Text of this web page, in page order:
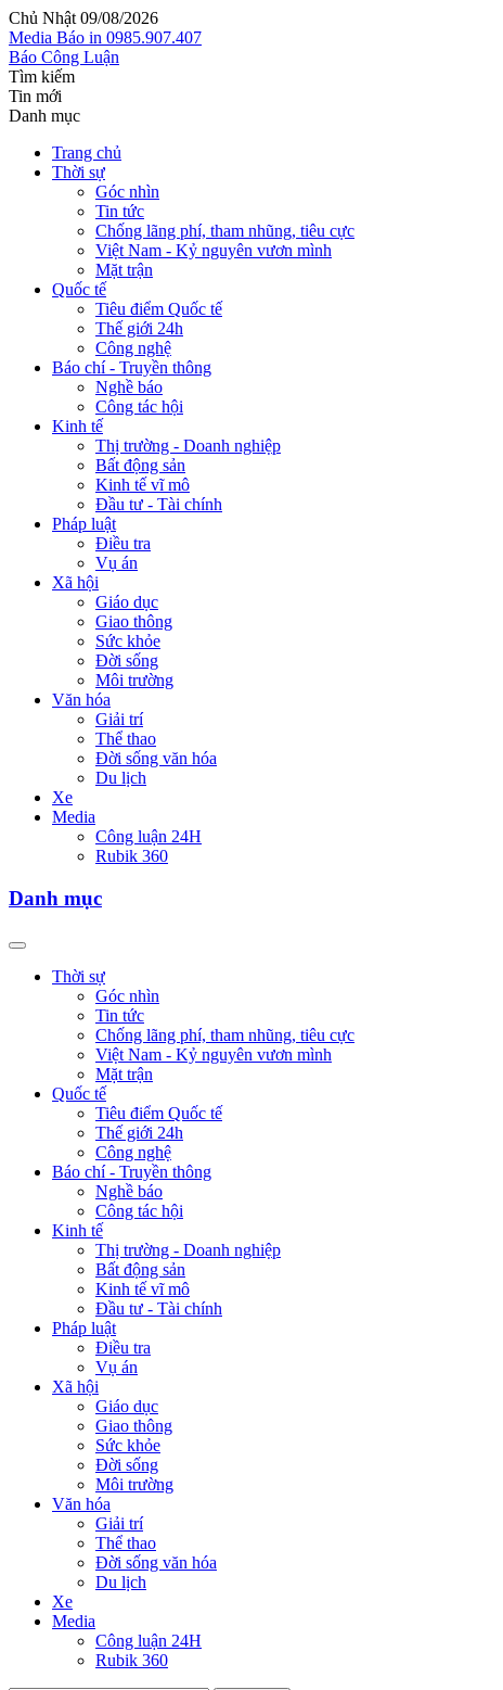
Chủ Nhật 09/08/2026
Media Báo in 0985.907.407
Báo Công Luận
Tìm kiếm
Tin mới
Danh mục
Trang chủ
Thời sự
Góc nhìn
Tin tức
Chống lãng phí, tham nhũng, tiêu cực
Việt Nam - Kỷ nguyên vươn mình
Mặt trận
Quốc tế
Tiêu điểm Quốc tế
Thế giới 24h
Công nghệ
Báo chí - Truyền thông
Nghề báo
Công tác hội
Kinh tế
Thị trường - Doanh nghiệp
Bất động sản
Kinh tế vĩ mô
Đầu tư - Tài chính
Pháp luật
Điều tra
Vụ án
Xã hội
Giáo dục
Giao thông
Sức khỏe
Đời sống
Môi trường
Văn hóa
Giải trí
Thể thao
Đời sống văn hóa
Du lịch
Xe
Media
Công luận 24H
Rubik 360
Danh mục
Thời sự
Góc nhìn
Tin tức
Chống lãng phí, tham nhũng, tiêu cực
Việt Nam - Kỷ nguyên vươn mình
Mặt trận
Quốc tế
Tiêu điểm Quốc tế
Thế giới 24h
Công nghệ
Báo chí - Truyền thông
Nghề báo
Công tác hội
Kinh tế
Thị trường - Doanh nghiệp
Bất động sản
Kinh tế vĩ mô
Đầu tư - Tài chính
Pháp luật
Điều tra
Vụ án
Xã hội
Giáo dục
Giao thông
Sức khỏe
Đời sống
Môi trường
Văn hóa
Giải trí
Thể thao
Đời sống văn hóa
Du lịch
Xe
Media
Công luận 24H
Rubik 360